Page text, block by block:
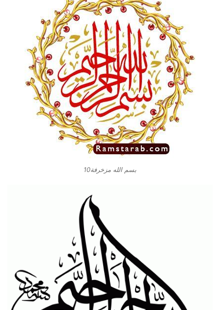
بسم الله مزخرفة10